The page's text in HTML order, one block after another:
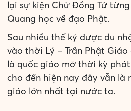
lại sự kiện Chử Đồng Tử
Quang học về đạo Phật.
Sau nhiều thế kỷ được du
vào thời Lý – Trần Phật
là quốc giáo mở thời kỳ phát
cho đến hiện nay đây vẫn là
giáo lớn nhất tại nước ta.